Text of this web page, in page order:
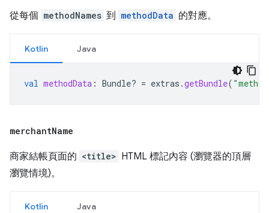
從每個 methodNames 到 methodData 的對應。
Kotlin Java
val methodData : Bundle? = extras .getBundle(
merchantName
商家結帳頁面的 <title> HTML 標記內容 (瀏覽器的頂層
瀏覽情境)。
Kotlin Java